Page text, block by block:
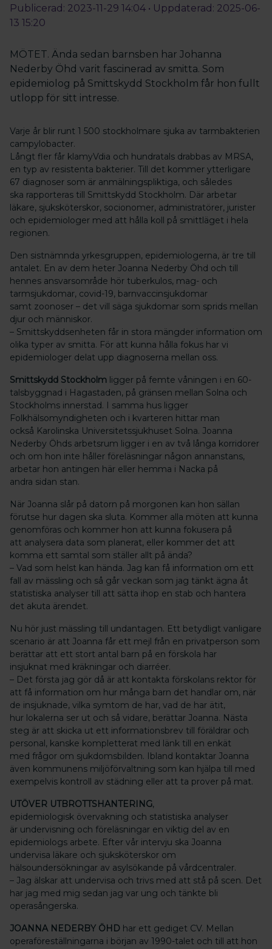
Publicerad: 2023-11-29 14:04 • Uppdaterad: 2025-06-
13 15:20
MÖTET. Ända sedan barnsben har Johanna
Nederby Öhd varit fascinerad av smitta. Som
epidemiolog på Smittskydd Stockholm får hon fullt
utlopp för sitt intresse.
Varje år blir runt 1 500 stockholmare sjuka av tarmbakterien
campylobacter.
Långt fler får klamyVdia och hundratals drabbas av MRSA,
en typ av resistenta bakterier. Till det kommer ytterligare
67 diagnoser som är anmälningspliktiga, och således
ska rapporteras till Smittskydd Stockholm. Där arbetar
läkare, sjuksköterskor, socionomer, administratörer, jurister
och epidemiologer med att hålla koll på smittläget i hela
regionen.
Den sistnämnda yrkesgruppen, epidemiologerna, är tre till
antalet. En av dem heter Joanna Nederby Öhd och till
hennes ansvarsområde hör tuberkulos, mag- och
tarmsjukdomar, covid-19, barnvaccinsjukdomar
samt zoonoser – det vill säga sjukdomar som sprids mellan
djur och människor.
– Smittskyddsenheten får in stora mängder information om
olika typer av smitta. För att kunna hålla fokus har vi
epidemiologer delat upp diagnoserna mellan oss.
Smittskydd Stockholm ligger på femte våningen i en 60-
talsbyggnad i Hagastaden, på gränsen mellan Solna och
Stockholms innerstad. I samma hus ligger
Folkhälsomyndigheten och i kvarteren hittar man
också Karolinska Universitetssjukhuset Solna. Joanna
Nederby Öhds arbetsrum ligger i en av två långa korridorer
och om hon inte håller föreläsningar någon annanstans,
arbetar hon antingen här eller hemma i Nacka på
andra sidan stan.
När Joanna slår på datorn på morgonen kan hon sällan
förutse hur dagen ska sluta. Kommer alla möten att kunna
genomföras och kommer hon att kunna fokusera på
att analysera data som planerat, eller kommer det att
komma ett samtal som ställer allt på ända?
– Vad som helst kan hända. Jag kan få information om ett
fall av mässling och så går veckan som jag tänkt ägna åt
statistiska analyser till att sätta ihop en stab och hantera
det akuta ärendet.
Nu hör just mässling till undantagen. Ett betydligt vanligare
scenario är att Joanna får ett mejl från en privatperson som
berättar att ett stort antal barn på en förskola har
insjuknat med kräkningar och diarréer.
– Det första jag gör då är att kontakta förskolans rektor för
att få information om hur många barn det handlar om, när
de insjuknade, vilka symtom de har, vad de har ätit,
hur lokalerna ser ut och så vidare, berättar Joanna. Nästa
steg är att skicka ut ett informationsbrev till föräldrar och
personal, kanske kompletterat med länk till en enkät
med frågor om sjukdomsbilden. Ibland kontaktar Joanna
även kommunens miljöförvaltning som kan hjälpa till med
exempelvis kontroll av städning eller att ta prover på mat.
UTÖVER UTBROTTSHANTERING,
epidemiologisk övervakning och statistiska analyser
är undervisning och föreläsningar en viktig del av en
epidemiologs arbete. Efter vår intervju ska Joanna
undervisa läkare och sjuksköterskor om
hälsoundersökningar av asylsökande på vårdcentraler.
– Jag älskar att undervisa och trivs med att stå på scen. Det
har jag med mig sedan jag var ung och tänkte bli
operasångerska.
JOANNA NEDERBY ÖHD har ett gediget CV. Mellan
operaföreställningarna i början av 1990-talet och till att hon